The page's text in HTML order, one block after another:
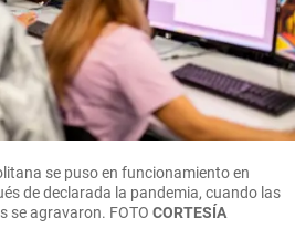
se puso en funcionamiento en
de declarada la pandemia, cuando las
se agravaron. FOTO CORTESÍA